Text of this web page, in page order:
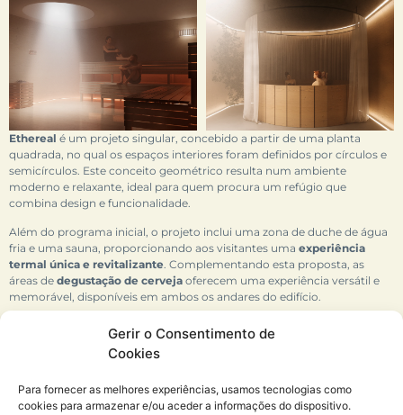
Gerir o Consentimento de
Cookies
Para fornecer as melhores experiências, usamos tecnologias como
cookies para armazenar e/ou aceder a informações do dispositivo.
Ethereal é um projeto singular, concebido a partir de uma planta
quadrada, no qual os espaços interiores foram definidos por círculos e
semicírculos. Este conceito geométrico resulta num ambiente
moderno e relaxante, ideal para quem procura um refúgio que
combina design e funcionalidade.
Além do programa inicial, o projeto inclui uma zona de duche de água
fria e uma sauna, proporcionando aos visitantes uma experiência
termal única e revitalizante. Complementando esta proposta, as
áreas de degustação de cerveja oferecem uma experiência versátil e
memorável, disponíveis em ambos os andares do edifício.
A volumetria geral do projeto, com uma estética que remete à forma
de uma casa, integra-se de forma harmoniosa na paisagem
envolvente. Situado numa localização tranquila e descontraída,
sentidos e oferece momentos de serenidade.